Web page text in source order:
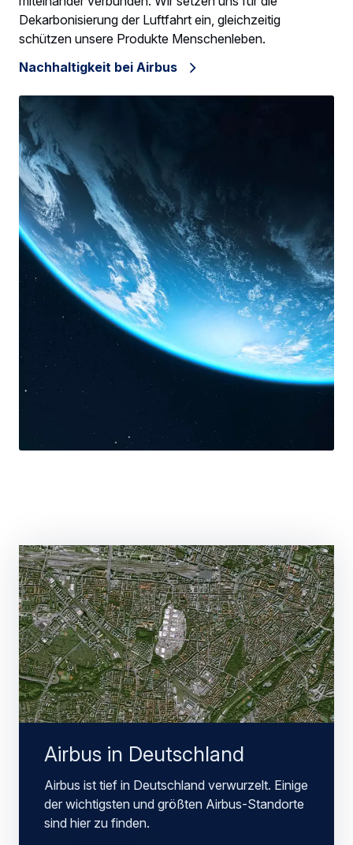
Dekarbonisierung der Luftfahrt ein, gleichzeitig
schützen unsere Produkte Menschenleben.
Nachhaltigkeit bei Airbus
Airbus in Deutschland
Airbus ist tief in Deutschland verwurzelt. Einige
der wichtigsten und größten Airbus-Standorte
sind hier zu finden.